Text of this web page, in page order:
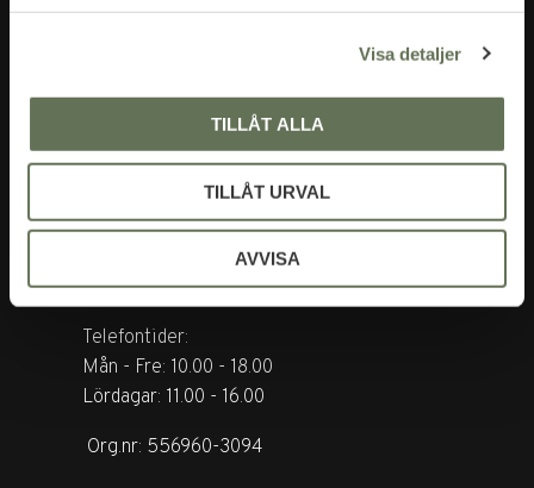
Visa detaljer
TILLÅT ALLA
TILLÅT URVAL
AVVISA
KONTAKTA OSS
Tel. +46 (0)8-31 44 40
E-mail. info@garderoben.se
Telefontider:
Mån - Fre: 10.00 - 18.00
Lördagar: 11.00 - 16.00
Org.nr: 556960-3094